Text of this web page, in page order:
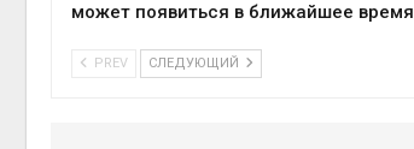
может появиться в ближайшее время
PREV СЛЕДУЮЩИЙ